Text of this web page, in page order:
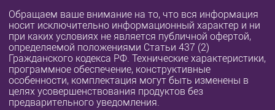
Обращаем ваше внимание на то, что вся информация
носит исключительно информационный характер и ни
при каких условиях не является публичной офертой,
определяемой положениями Статьи 437 (2)
Гражданского кодекса РФ. Технические характеристики,
программное обеспечение, конструктивные
особенности, комплектация могут быть изменены в
целях усовершенствования продуктов без
предварительного уведомления.